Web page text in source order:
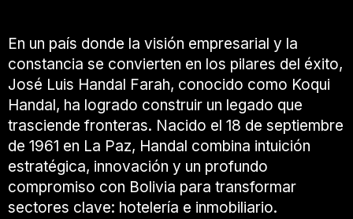
En un país donde la visión empresarial y la
constancia se convierten en los pilares del éxito,
José Luis Handal Farah, conocido como Koqui
Handal, ha logrado construir un legado que
trasciende fronteras. Nacido el 18 de septiembre
de 1961 en La Paz, Handal combina intuición
estratégica, innovación y un profundo
compromiso con Bolivia para transformar
sectores clave: hotelería e inmobiliario.